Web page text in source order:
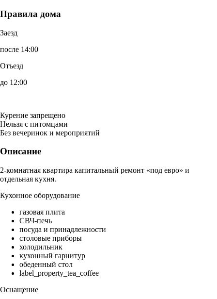
Правила дома
Заезд
после 14:00
Отъезд
до 12:00
Курение запрещено
Нельзя с питомцами
Без вечеринок и мероприятий
Описание
2-комнатная квартира капитальный ремонт «под евро» и
отдельная кухня.
Кухонное оборудование
газовая плита
СВЧ-печь
посуда и принадлежности
столовые приборы
холодильник
кухонный гарнитур
обеденный стол
label_property_tea_coffee
Оснащение